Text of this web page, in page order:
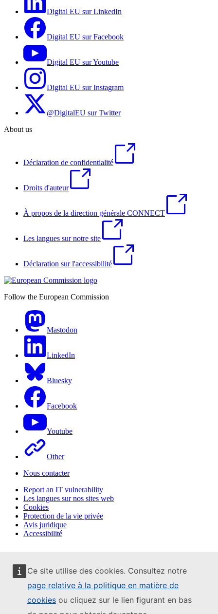
Ce site utilise des cookies. Consultez notre
page relative à la politique en matière de
cookies ou cliquez sur le lien figurant en bas
Digital EU sur LinkedIn
Digital EU sur Facebook
Digital EU sur Youtube
Digital EU sur Instagram
@DigitalEU sur Twitter
About us
Déclaration de confidentialité
Droits d'auteur
À propos de la direction générale CONNECT
Les langues sur notre site
Déclaration sur l'accessibilité
Follow the European Commission
Mastodon
LinkedIn
Bluesky
Facebook
Youtube
Other
Nous contacter
Report an IT vulnerability
Les langues sur nos sites web
Cookies
Protection de la vie privée
Avis juridique
Accessibilité